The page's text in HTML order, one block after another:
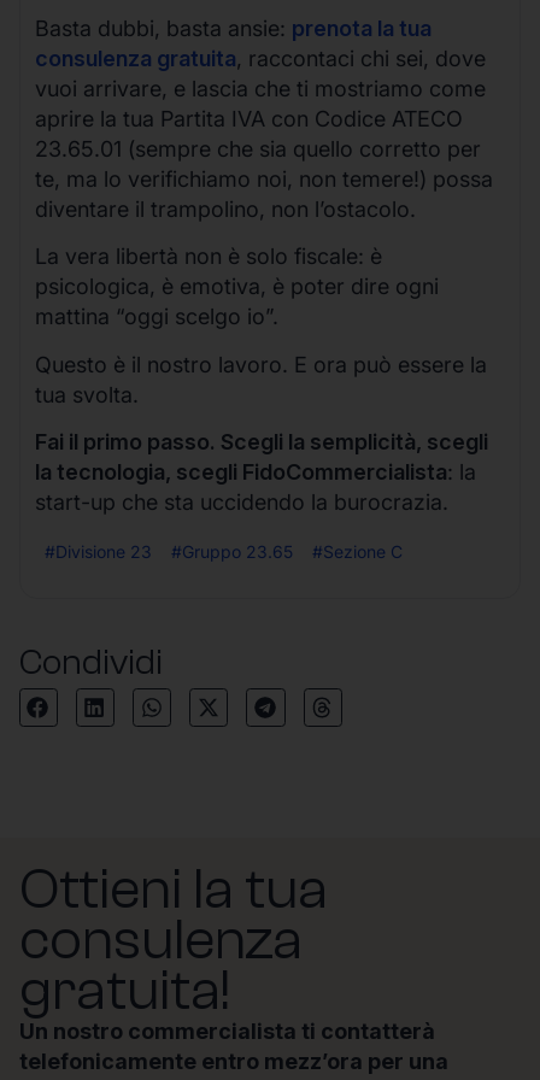
Basta dubbi, basta ansie: prenota la tua
consulenza gratuita, raccontaci chi sei, dove
vuoi arrivare, e lascia che ti mostriamo come
aprire la tua Partita IVA con Codice ATECO
23.65.01 (sempre che sia quello corretto per
te, ma lo verifichiamo noi, non temere!) possa
diventare il trampolino, non l’ostacolo.
La vera libertà non è solo fiscale: è
psicologica, è emotiva, è poter dire ogni
mattina “oggi scelgo io”.
Questo è il nostro lavoro. E ora può essere la
tua svolta.
Fai il primo passo. Scegli la semplicità, scegli
la tecnologia, scegli FidoCommercialista: la
start-up che sta uccidendo la burocrazia.
#Divisione 23 #Gruppo 23.65 #Sezione C
Condividi
Ottieni la tua
consulenza
gratuita!
Un nostro commercialista ti contatterà
telefonicamente entro mezz’ora per una